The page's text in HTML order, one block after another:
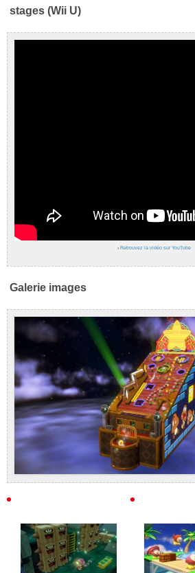
stages (Wii U)
› Retrouvez la vidéo sur YouTube
Galerie images